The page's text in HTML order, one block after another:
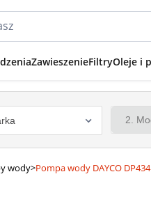
ZawieszenieFiltryOleje i
wody>Pompa wody DAYCO DP434